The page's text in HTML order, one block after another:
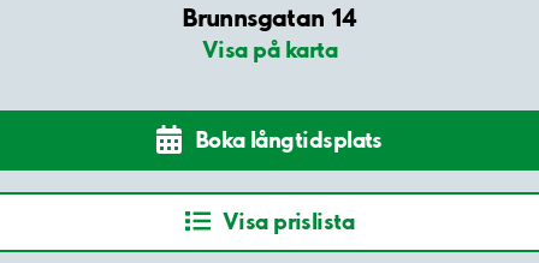
Brunnsgatan 14
Visa på karta
Boka långtidsplats
Visa prislista